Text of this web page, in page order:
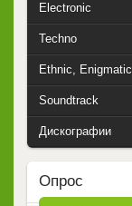
Electronic
Techno
Ethnic, Enigmatic
Soundtrack
Дискографии
Опрос